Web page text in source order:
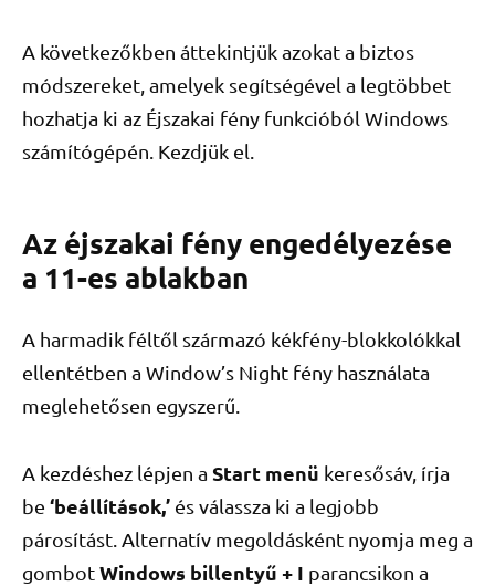
A következőkben áttekintjük azokat a biztos
módszereket, amelyek segítségével a legtöbbet
hozhatja ki az Éjszakai fény funkcióból Windows
számítógépén. Kezdjük el.
Az éjszakai fény engedélyezése
a 11-es ablakban
A harmadik féltől származó kékfény-blokkolókkal
ellentétben a Window’s Night fény használata
meglehetősen egyszerű.
A kezdéshez lépjen a Start menü keresősáv, írja
be ‘beállítások,’ és válassza ki a legjobb
párosítást. Alternatív megoldásként nyomja meg a
gombotWindows billentyű + I parancsikon a